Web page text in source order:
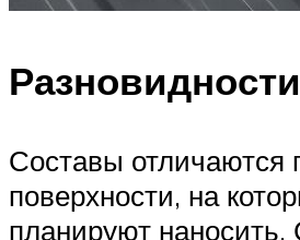
Разновидности
Составы отличаются
поверхности, на
планируют